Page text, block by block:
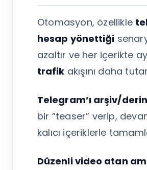
Otomasyon, özellikle
hesap yönettiği
azaltır ve her içerikte
trafik akışını daha
Telegram’ı arşiv/
bir “teaser” verip,
kalıcı içeriklerle
Düzenli video atan